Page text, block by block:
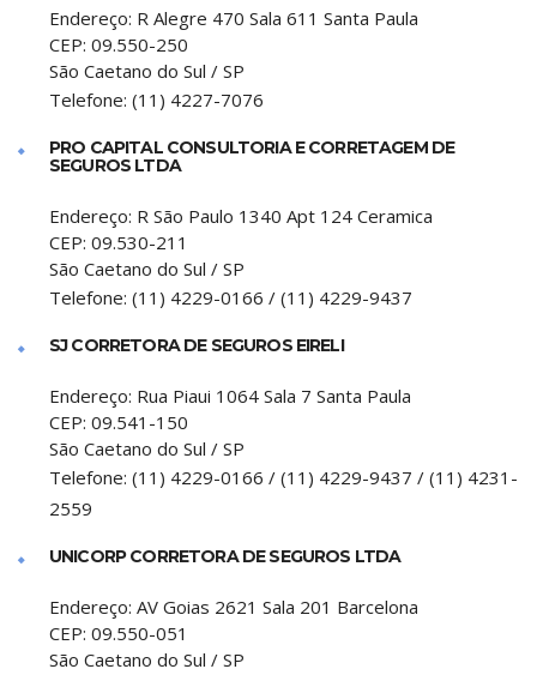
Endereço: R Alegre 470 Sala 611 Santa Paula
CEP: 09.550-250
São Caetano do Sul / SP
Telefone: (11) 4227-7076
PRO CAPITAL CONSULTORIA E CORRETAGEM DE
SEGUROS LTDA
Endereço: R São Paulo 1340 Apt 124 Ceramica
CEP: 09.530-211
São Caetano do Sul / SP
Telefone: (11) 4229-0166 / (11) 4229-9437
SJ CORRETORA DE SEGUROS EIRELI
Endereço: Rua Piaui 1064 Sala 7 Santa Paula
CEP: 09.541-150
São Caetano do Sul / SP
Telefone: (11) 4229-0166 / (11) 4229-9437 / (11) 4231-
2559
UNICORP CORRETORA DE SEGUROS LTDA
Endereço: AV Goias 2621 Sala 201 Barcelona
CEP: 09.550-051
São Caetano do Sul / SP